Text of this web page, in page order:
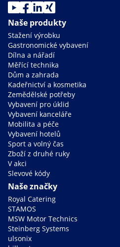
Naše produkty
Stažení výrobku
Gastronomické vybavení
Dílna a nářadí
Měřící technika
Dům a zahrada
Kadeřnictví a kosmetika
Zemědělské potřeby
Vybavení pro úklid
Vybavení kanceláře
Mobilita a péče
Vybavení hotelů
Sport a volný čas
Zboží z druhé ruky
V akci
Slevové kódy
Naše značky
Royal Catering
STAMOS
MSW Motor Technics
Steinberg Systems
ulsonix